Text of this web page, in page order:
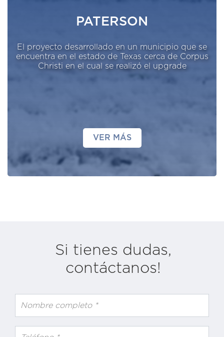
PATERSON
El proyecto desarrollado en un municipio que se
encuentra en el estado de Texas cerca de Corpus
Christi en el cual se realizó el upgrade
VER MÁS
Si tienes dudas,
contáctanos!
Nombre completo*
Teléfono*